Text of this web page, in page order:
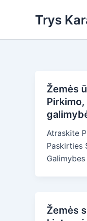
Trys
Žemės
Atraskite
Paskirties
Žemės